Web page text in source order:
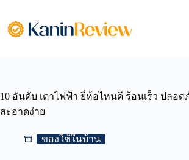
content
10 อันดับ เตาไฟฟ้า ยี่ห้อไหนดี ร้อนเร็ว ปลอด
สะอาดง่าย
ของใช้ในบ้าน